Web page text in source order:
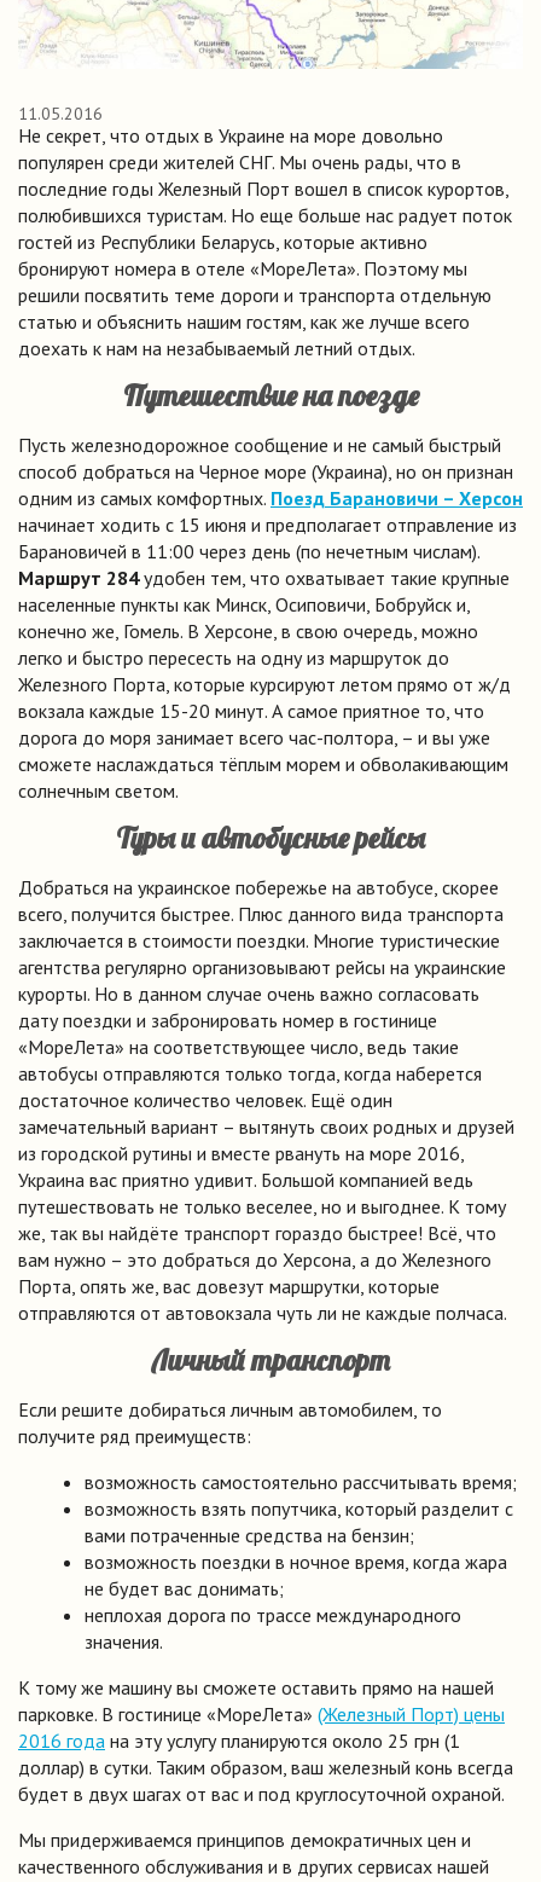
11.05.2016
Не секрет, что отдых в Украине на море довольно
популярен среди жителей СНГ. Мы очень рады, что в
последние годы Железный Порт вошел в список курортов,
полюбившихся туристам. Но еще больше нас радует поток
гостей из Республики Беларусь, которые активно
бронируют номера в отеле «МореЛета». Поэтому мы
решили посвятить теме дороги и транспорта отдельную
статью и объяснить нашим гостям, как же лучше всего
доехать к нам на незабываемый летний отдых.
Путешествие на поезде
Пусть железнодорожное сообщение и не самый быстрый
способ добраться на Черное море (Украина), но он признан
одним из самых комфортных. Поезд Барановичи – Херсон
начинает ходить с 15 июня и предполагает отправление из
Барановичей в 11:00 через день (по нечетным числам).
Маршрут 284удобен тем, что охватывает такие крупные
населенные пункты как Минск, Осиповичи, Бобруйск и,
конечно же, Гомель. В Херсоне, в свою очередь, можно
легко и быстро пересесть на одну из маршруток до
Железного Порта, которые курсируют летом прямо от ж/д
вокзала каждые 15-20 минут. А самое приятное то, что
дорога до моря занимает всего час-полтора, – и вы уже
сможете наслаждаться тёплым морем и обволакивающим
солнечным светом.
Туры и автобусные рейсы
Добраться на украинское побережье на автобусе, скорее
всего, получится быстрее. Плюс данного вида транспорта
заключается в стоимости поездки. Многие туристические
агентства регулярно организовывают рейсы на украинские
курорты. Но в данном случае очень важно согласовать
дату поездки и забронировать номер в гостинице
«МореЛета» на соответствующее число, ведь такие
автобусы отправляются только тогда, когда наберется
достаточное количество человек. Ещё один
замечательный вариант – вытянуть своих родных и друзей
из городской рутины и вместе рвануть на море 2016,
Украина вас приятно удивит. Большой компанией ведь
путешествовать не только веселее, но и выгоднее. К тому
же, так вы найдёте транспорт гораздо быстрее! Всё, что
вам нужно – это добраться до Херсона, а до Железного
Порта, опять же, вас довезут маршрутки, которые
отправляются от автовокзала чуть ли не каждые полчаса.
Личный транспорт
Если решите добираться личным автомобилем, то
получите ряд преимуществ:
возможность самостоятельно рассчитывать время;
возможность взять попутчика, который разделит с
вами потраченные средства на бензин;
возможность поездки в ночное время, когда жара
не будет вас донимать;
неплохая дорога по трассе международного
значения.
К тому же машину вы сможете оставить прямо на нашей
парковке. В гостинице «МореЛета» (Железный Порт) цены
2016 года на эту услугу планируются около 25 грн (1
доллар) в сутки. Таким образом, ваш железный конь всегда
будет в двух шагах от вас и под круглосуточной охраной.
Мы придерживаемся принципов демократичных цен и
качественного обслуживания и в других сервисах нашей